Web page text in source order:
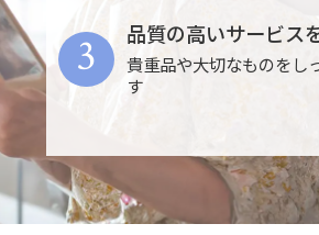
品質の高いサービス
貴重品や大切なものをし
す
3